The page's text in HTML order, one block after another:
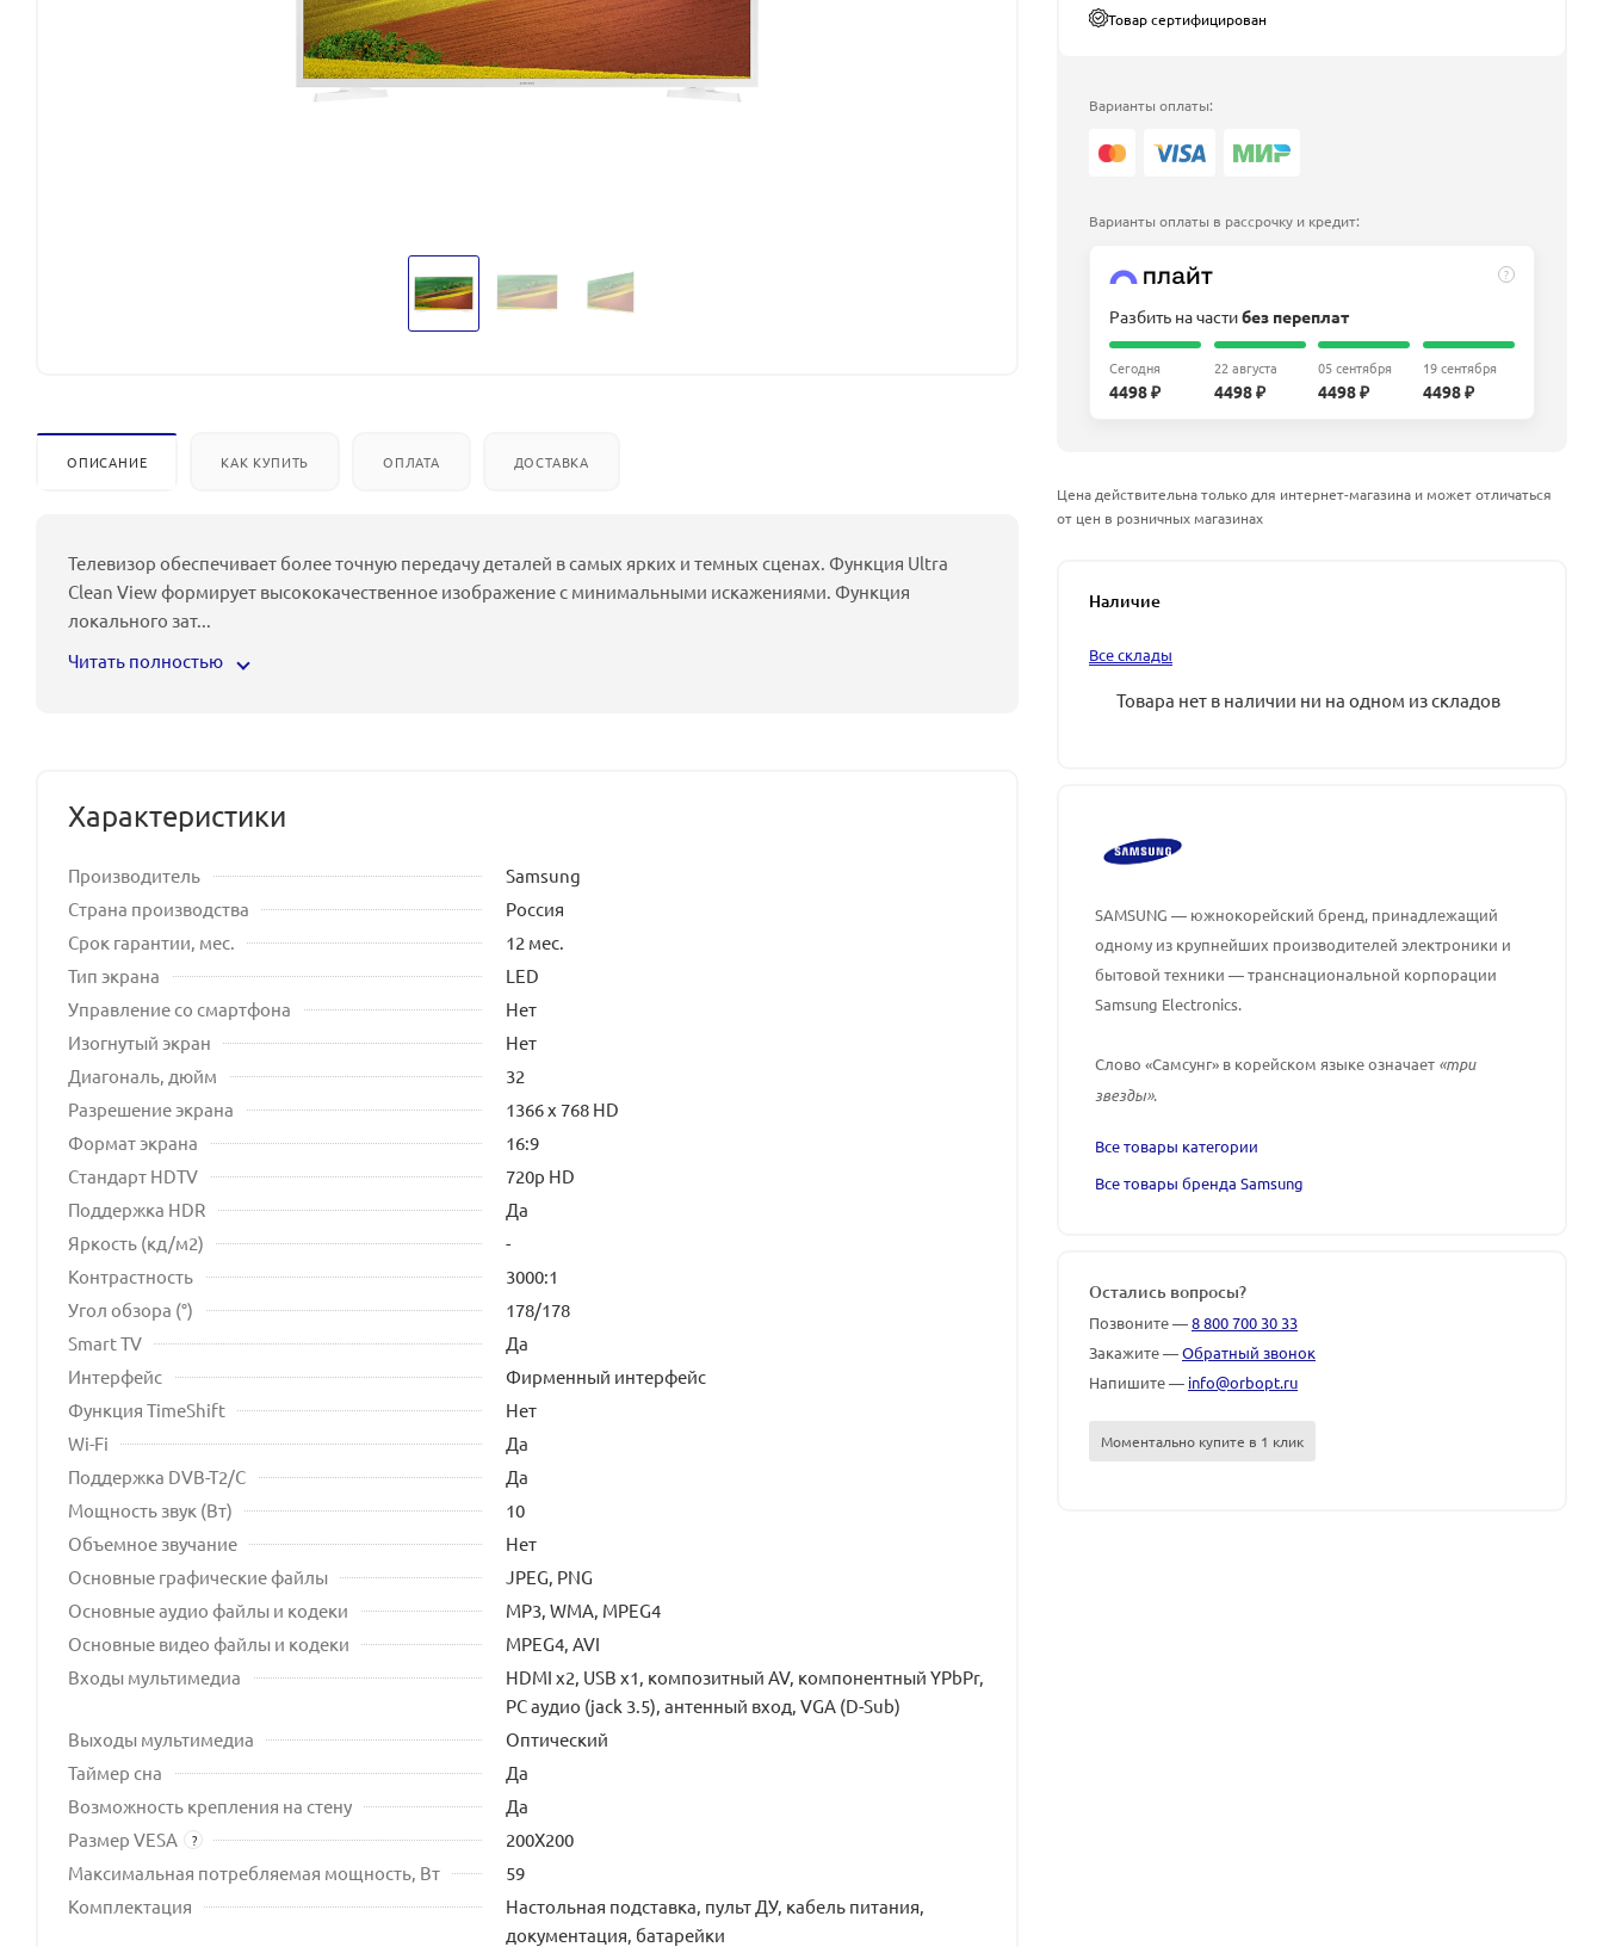
ОПИСАНИЕ КАК КУПИТЬ ОПЛАТА ДОСТАВКА
Телевизор обеспечивает более точную передачу деталей в самых ярких и темных сценах. Функция Ultra
Clean View формирует высококачественное изображение с минимальными искажениями. Функция
локального зат...
Читать полностью
Характеристики
Производитель
Samsung
Страна производства
Россия
Срок гарантии, мес.
12 мес.
Тип экрана
LED
Управление со смартфона
Нет
Изогнутый экран
Нет
Диагональ, дюйм
32
Разрешение экрана
1366 х 768 HD
Формат экрана
16:9
Стандарт HDTV
720p HD
Поддержка HDR
Да
Яркость (кд/м2)
-
Контрастность
3000:1
Угол обзора (°)
178/178
Smart TV
Да
Интерфейс
Фирменный интерфейс
Функция TimeShift
Нет
Wi-Fi
Да
Поддержка DVB-T2/C
Да
Мощность звук (Вт)
10
Объемное звучание
Нет
Основные графические файлы
JPEG, PNG
Основные аудио файлы и кодеки
MP3, WMA, MPEG4
Основные видео файлы и кодеки
MPEG4, AVI
Входы мультимедиа
HDMI x2, USB x1, композитный AV, компонентный YPbPr,
PC аудио (jack 3.5), антенный вход, VGA (D-Sub)
Выходы мультимедиа
Оптический
Таймер сна
Да
Возможность крепления на стену
Да
Размер VESA
?
200Х200
Максимальная потребляемая мощность, Вт
59
Комплектация
Настольная подставка, пульт ДУ, кабель питания,
документация, батарейки
Товар сертифицирован
Варианты оплаты:
Варианты оплаты в рассрочку и кредит:
?
Разбить на частибез переплат
Сегодня
4498 ₽
22 августа
4498 ₽
05 сентября
4498 ₽
19 сентября
4498 ₽
Цена действительна только для интернет-магазина и может отличаться
от цен в розничных магазинах
Наличие
Все склады
Товара нет в наличии ни на одном из складов
SAMSUNG — южнокорейский бренд, принадлежащий
одному из крупнейших производителей электроники и
бытовой техники — транснациональной корпорации
Samsung Electronics.
Слово «Самсунг» в корейском языке означает «три
звезды».
Все товары категории
Все товары бренда Samsung
Остались вопросы?
Позвоните —8 800 700 30 33
Закажите —Обратный звонок
Напишите — info@orbopt.ru
Моментально купите в 1 клик